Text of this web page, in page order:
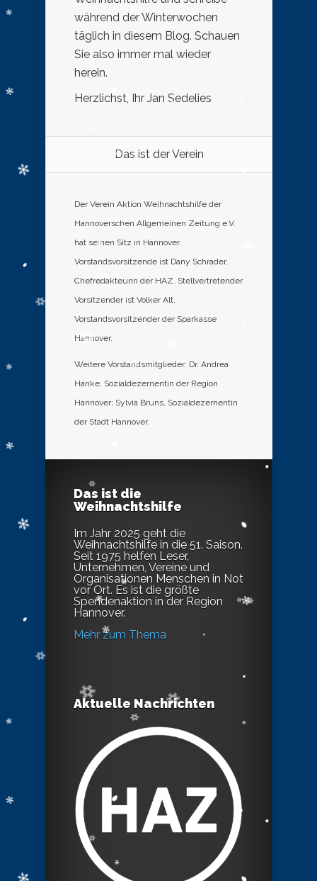
während der Winterwochen
täglich in diesem Blog. Schauen
Sie also immer mal wieder
herein.
Herzlichst, Ihr Jan Sedelies
Das ist der Verein
Der Verein Aktion Weihnachtshilfe der
Hannoverschen Allgemeinen Zeitung e.V.
hat seinen Sitz in Hannover.
Vorstandsvorsitzende ist Dany Schrader,
Chefredakteurin der HAZ. Stellvertretender
Vorsitzender ist Volker Alt,
Vorstandsvorsitzender der Sparkasse
Hannover.
Weitere Vorstandsmitglieder: Dr. Andrea
Hanke, Sozialdezernentin der Region
Hannover; Sylvia Bruns, Sozialdezernentin
der Stadt Hannover.
Das ist die
Weihnachtshilfe
Im Jahr 2025 geht die
Weihnachtshilfe in die 51. Saison.
Seit 1975 helfen Leser,
Unternehmen, Vereine und
Organisationen Menschen in Not
vor Ort. Es ist die größte
Spendenaktion in der Region
Hannover.
Mehr zum Thema
Aktuelle Nachrichten